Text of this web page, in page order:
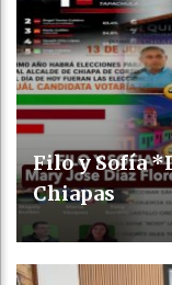
Filo y Sofía
Chiapas